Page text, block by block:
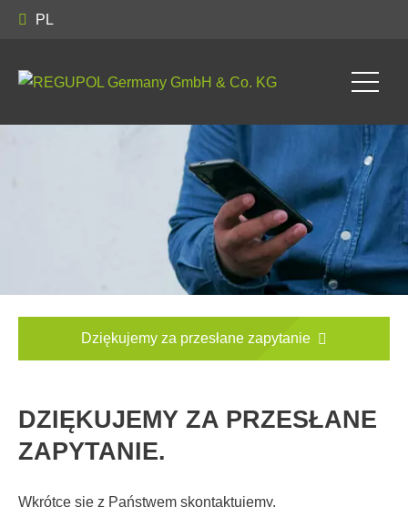
PL
Dziękujemy za przesłane zapytanie
DZIĘKUJEMY ZA PRZESŁANE
ZAPYTANIE.
Wkrótce się z Państwem skontaktujemy.